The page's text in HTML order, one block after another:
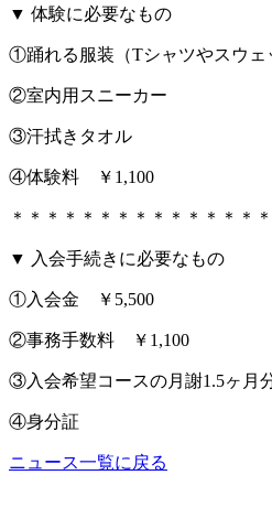
▼ 体験に必要なもの
①踊れる服装（Tシャツやスウェ
②室内用スニーカー
③汗拭きタオル
④体験料 ￥1,100
＊＊＊＊＊＊＊＊＊＊＊＊＊＊
▼ 入会手続きに必要なもの
①入会金 ￥5,500
②事務手数料 ￥1,100
③入会希望コースの月謝1.5ヶ月
④身分証
ニュース一覧に戻る